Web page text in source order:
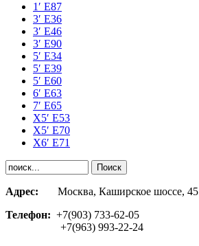
1′ E87
3′ E36
3′ E46
3′ E90
5′ E34
5′ E39
5′ E60
6′ E63
7′ E65
Х5′ E53
X5′ E70
X6′ E71
Адрес: Москва, Каширское шоссе, 45
Телефон: +7(903) 733-62-05
+7(963) 993-22-24